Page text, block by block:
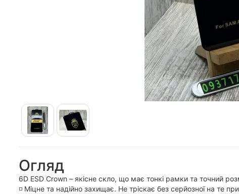
Огляд
6D ESD Crown – якісне скло, що має тонкі рамки та точний
◽️ Міцне та надійно захищає. Не тріскає без серйозної на те